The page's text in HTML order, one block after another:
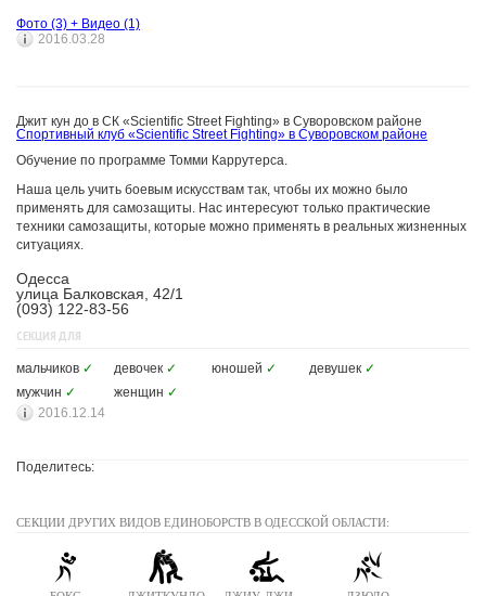
Фото (3) + Видео (1)
2016.03.28
Джит кун до в СК «Scientific Street Fighting» в Суворовском районе
Спортивный клуб «Scientific Street Fighting» в Суворовском районе
Обучение по программе Томми Каррутерса.
Наша цель учить боевым искусствам так, чтобы их можно было
применять для самозащиты. Нас интересуют только практические
техники самозащиты, которые можно применять в реальных жизненных
ситуациях.
Одесса
улица Балковская, 42/1
(093) 122-83-56
СЕКЦИЯ ДЛЯ
мальчиков ✓ девочек ✓ юношей ✓ девушек ✓
мужчин ✓ женщин ✓
2016.12.14
Поделитесь:
СЕКЦИИ ДРУГИХ ВИДОВ ЕДИНОБОРСТВ В ОДЕССКОЙ ОБЛАСТИ: